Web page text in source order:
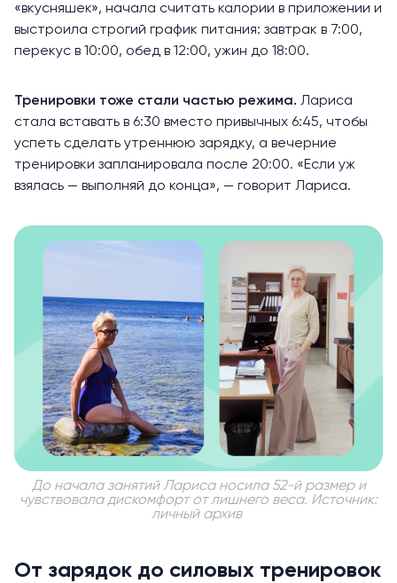
«вкусняшек», начала считать калории в приложении и
выстроила строгий график питания: завтрак в 7:00,
перекус в 10:00, обед в 12:00, ужин до 18:00.
Тренировки тоже стали частью режима. Лариса
стала вставать в 6:30 вместо привычных 6:45, чтобы
успеть сделать утреннюю зарядку, а вечерние
тренировки запланировала после 20:00. «Если уж
взялась — выполняй до конца», — говорит Лариса.
До начала занятий Лариса носила 52-й размер и
чувствовала дискомфорт от лишнего веса. Источник:
личный архив
От зарядок до силовых тренировок